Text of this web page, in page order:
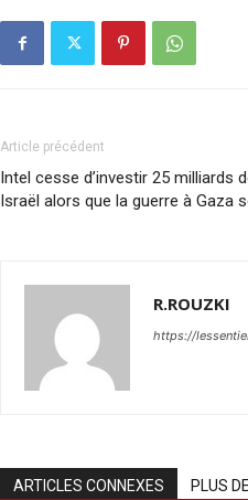
Article précédent
Intel cesse d’investir 25 milliards
Israël alors que la guerre à Gaza
R.ROUZKI
https://
ARTICLES CONNEXES PLUS